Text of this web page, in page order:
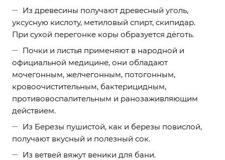
Из древесины получают древесный уголь,
уксусную кислоту, метиловый спирт, скипидар.
При сухой перегонке коры образуется дёготь.
Почки и листья применяют в народной и
официальной медицине, они обладают
мочегонным, желчегонным, потогонным,
кровоочистительным, бактерицидным,
противовоспалительным и ранозаживляющим
действием.
Из Березы пушистой, как и березы повислой,
получают вкусный и полезный сок.
Из ветвей вяжут веники для бани.